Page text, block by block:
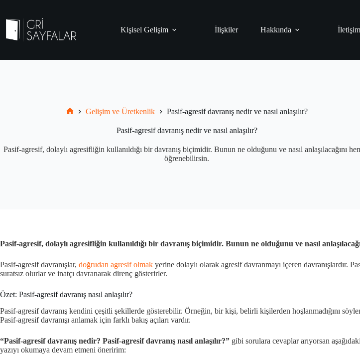
content
Kişisel Gelişim
İlişkiler Hakkında İletişim
Gelişim ve Üretkenlik Pasif-agresif davranış nedir ve nasıl anlaşılır?
Pasif-agresif davranış nedir ve nasıl anlaşılır?
Pasif-agresif, dolaylı agresifliğin kullanıldığı bir davranış biçimidir. Bunun ne olduğunu ve nasıl anlaşılacağını
öğrenebilirsin.
Pasif-agresif, dolaylı agresifliğin kullanıldığı bir davranış biçimidir. Bunun ne olduğunu ve nasıl
Pasif-agresif davranışlar, doğrudan agresif olmak yerine dolaylı olarak agresif davranmayı içeren davranışlardır.
suratsız olurlar ve inatçı davranarak direnç gösterirler.
Özet: Pasif-agresif davranış nasıl anlaşılır?
Pasif-agresif davranış kendini çeşitli şekillerde gösterebilir. Örneğin, bir kişi, belirli kişilerden hoşlanmadığını
Pasif-agresif davranışı anlamak için farklı bakış açıları vardır.
“Pasif-agresif davranış nedir? Pasif-agresif davranış nasıl anlaşılır?” gibi sorulara cevaplar arıyorsan
yazıyı okumaya devam etmeni öneririm: